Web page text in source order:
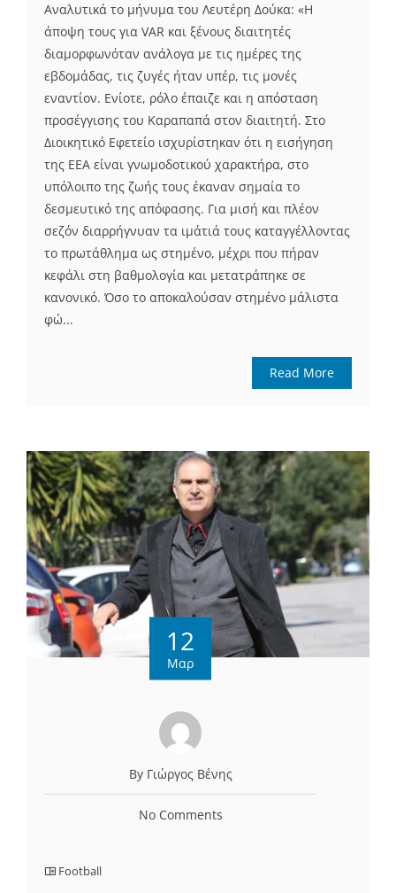
Αναλυτικά το μήνυμα του Λευτέρη Δούκα: «Η
άποψη τους για VAR και ξένους διαιτητές
διαμορφωνόταν ανάλογα με τις ημέρες της
εβδομάδας, τις ζυγές ήταν υπέρ, τις μονές
εναντίον. Ενίοτε, ρόλο έπαιζε και η απόσταση
προσέγγισης του Καραπαπά στον διαιτητή. Στο
Διοικητικό Εφετείο ισχυρίστηκαν ότι η εισήγηση
της ΕΕΑ είναι γνωμοδοτικού χαρακτήρα, στο
υπόλοιπο της ζωής τους έκαναν σημαία το
δεσμευτικό της απόφασης. Για μισή και πλέον
σεζόν διαρρήγνυαν τα ιμάτιά τους καταγγέλλοντας
το πρωτάθλημα ως στημένο, μέχρι που πήραν
κεφάλι στη βαθμολογία και μετατράπηκε σε
κανονικό. Όσο το αποκαλούσαν στημένο μάλιστα
φώ...
Read More
12
Μαρ
By Γιώργος Βένης
No Comments
Football